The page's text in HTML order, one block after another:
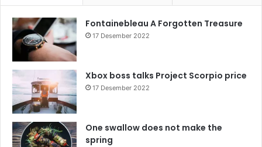
Fontainebleau A Forgotten Treasure
17 Desember 2022
Xbox boss talks Project Scorpio price
17 Desember 2022
One swallow does not make the
spring